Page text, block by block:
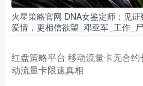
火星策略官网 DNA女鉴定师：见
爱情，更相信欲望_邓亚军_工作_
红盘策略平台 移动流量卡无合约
动流量卡限速真相